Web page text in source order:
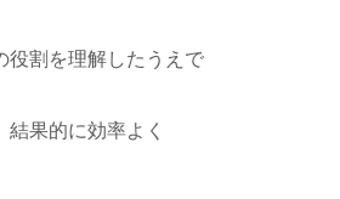
役割を理解したうえで
果的に効率よく